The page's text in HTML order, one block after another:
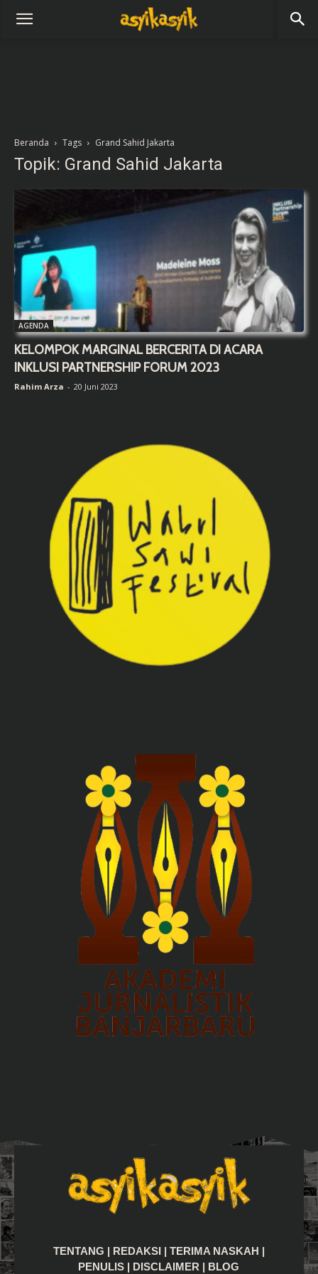
Beranda Tags Grand Sahid Jakarta
Topik: Grand Sahid Jakarta
AGENDA
KELOMPOK MARGINAL BERCERITA DI ACARA
INKLUSI PARTNERSHIP FORUM 2023
Rahim Arza - 20 Juni 2023
TENTANG REDAKSI TERIMA NASKAH
PENULIS
DISCLAIMER BLOG